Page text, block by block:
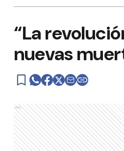
“La
nuevas
Ads